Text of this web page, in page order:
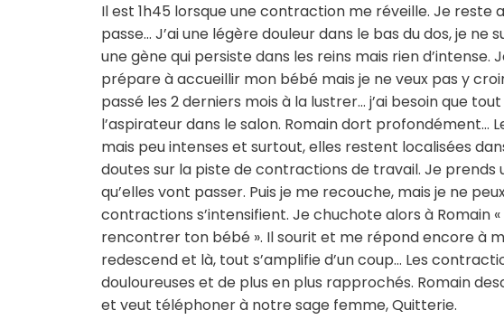
Il est 1h45 lorsque une contraction me réveille. Je reste
passe… J’ai une légère douleur dans le bas du dos, je ne
une gène qui persiste dans les reins mais rien d’intense.
prépare à accueillir mon bébé mais je ne veux pas y
passé les 2 derniers mois à la lustrer… j’ai besoin que
l’aspirateur dans le salon. Romain dort profondément…
mais peu intenses et surtout, elles restent localisées
doutes sur la piste de contractions de travail. Je prends
qu’elles vont passer. Puis je me recouche, mais je ne
contractions s’intensifient. Je chuchote alors à Romain
rencontrer ton bébé ». Il sourit et me répond encore à
redescend et là, tout s’amplifie d’un coup… Les
douloureuses et de plus en plus rapprochés. Romain
et veut téléphoner à notre sage femme, Quitterie.